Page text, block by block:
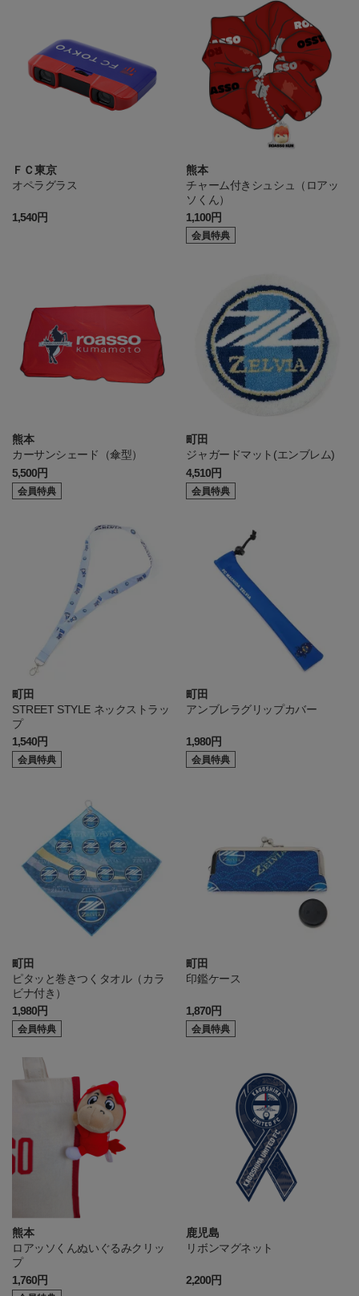
ＦＣ東京
オペラグラス
1,540円
熊本
チャーム付きシュシュ（ロアッ
ソくん）
1,100円
会員特典
熊本
カーサンシェード（傘型）
5,500円
会員特典
町田
ジャガードマット(エンブレム)
4,510円
会員特典
町田
STREET STYLE ネックストラッ
プ
1,540円
会員特典
町田
アンブレラグリップカバー
1,980円
会員特典
町田
ピタッと巻きつくタオル（カラ
ビナ付き）
1,980円
会員特典
町田
印鑑ケース
1,870円
会員特典
熊本
ロアッソくんぬいぐるみクリッ
プ
1,760円
鹿児島
リボンマグネット
2,200円